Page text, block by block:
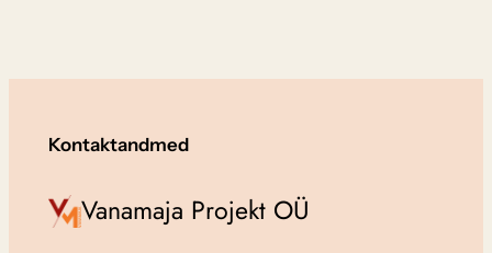
Kontaktandmed
Vanamaja Projekt OÜ